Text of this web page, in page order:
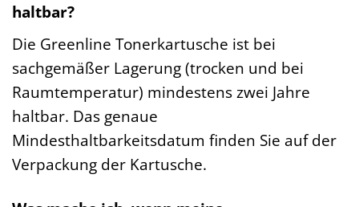
haltbar?
Die Greenline Tonerkartusche ist bei
sachgemäßer Lagerung (trocken und bei
Raumtemperatur) mindestens zwei Jahre
haltbar. Das genaue
Mindesthaltbarkeitsdatum finden Sie auf der
Verpackung der Kartusche.